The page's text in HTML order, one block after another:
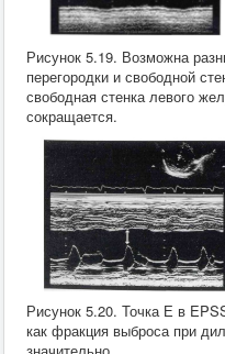
Рисунок 5.19. Возможна
перегородки и свободной
свободная стенка левого
сокращается.
Рисунок 5.20. Точка Е в
как фракция выброса при
значительно